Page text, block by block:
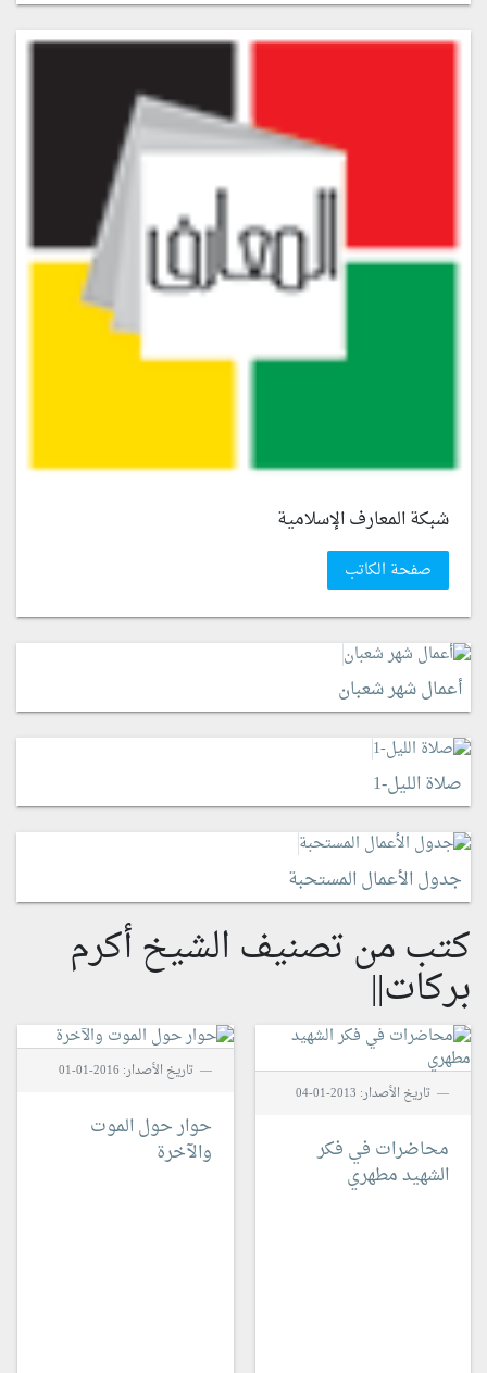
شبكة المعارف الإسلامية
صفحة الكاتب
أعمال شهر شعبان
صلاة الليل-1
جدول الأعمال المستحبة
كتب من تصنيف الشيخ أكرم
بركات||
تاريخ الأصدار: 2013-01-04
محاضرات في فكر
الشهيد مطهري
تاريخ الأصدار: 2016-01-01
حوار حول الموت
والآخرة